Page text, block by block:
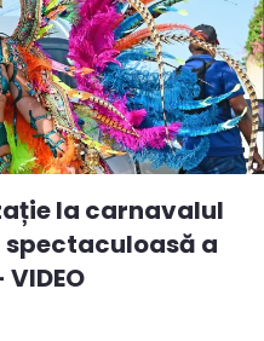
la carnavalul
spectaculoasă a